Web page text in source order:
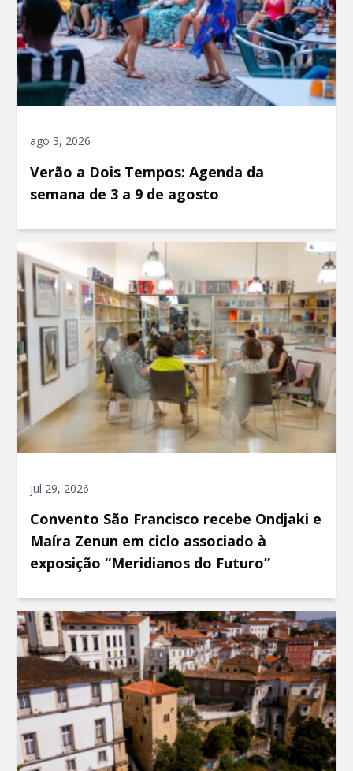
ago 3, 2026
Verão a Dois Tempos: Agenda da
semana de 3 a 9 de agosto
jul 29, 2026
Convento São Francisco recebe Ondjaki e
Maíra Zenun em ciclo associado à
exposição “Meridianos do Futuro”